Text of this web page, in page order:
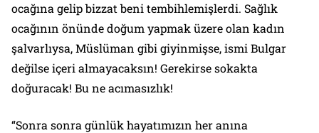
ocağına gelip bizzat beni tembihlemişlerdi. Sağlık
ocağının önünde doğum yapmak üzere olan kadın
şalvarlıysa, Müslüman gibi giyinmişse, ismi Bulgar
değilse içeri almayacaksın! Gerekirse sokakta
doğuracak! Bu ne acımasızlık!
“Sonra sonra günlük hayatımızın her anına